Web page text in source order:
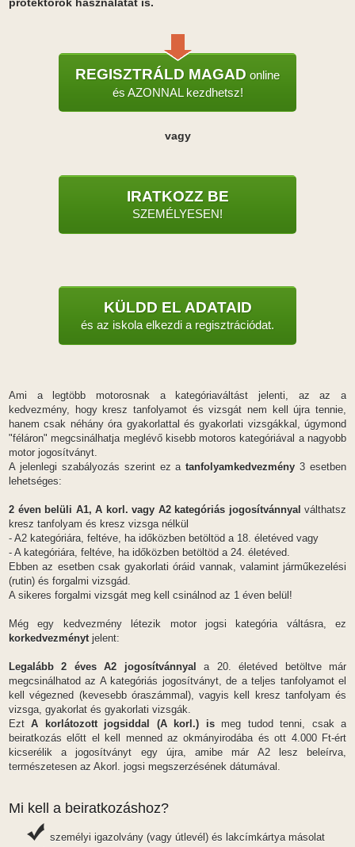
REGISZTRÁLD MAGAD online
és AZONNAL kezdhetsz!
vagy
IRATKOZZ BE
SZEMÉLYESEN!
KÜLDD EL ADATAID
és az iskola elkezdi a regisztrációdat.
Ami a legtöbb motorosnak a kategóriaváltást jelenti, az az a
kedvezmény, hogy kresz tanfolyamot és vizsgát nem kell újra tennie,
hanem csak néhány óra gyakorlattal és gyakorlati vizsgákkal, úgymond
"féláron" megcsinálhatja meglévő kisebb motoros kategóriával a nagyobb
motor jogosítványt.
A jelenlegi szabályozás szerint ez atanfolyamkedvezmény 3 esetben
lehetséges:
2 éven belüli A1, A korl. vagy A2 kategóriás jogosítvánnyal válthatsz
kresz tanfolyam és kresz vizsga nélkül
- A2 kategóriára, feltéve, ha időközben betöltöd a 18. életéved vagy
- A kategóriára, feltéve, ha időközben betöltöd a 24. életéved.
Ebben az esetben csak gyakorlati óráid vannak, valamint járműkezelési
(rutin) és forgalmi vizsgád.
A sikeres forgalmi vizsgát meg kell csinálnod az 1 éven belül!
Még egy kedvezmény létezik motor jogsi kategória váltásra, ez
korkedvezménytjelent:
Legalább 2 éves A2 jogosítvánnyal
a 20. életéved betöltve már
megcsinálhatod az A kategóriás jogosítványt, de a teljes tanfolyamot el
kell végezned (kevesebb óraszámmal), vagyis kell kresz tanfolyam és
vizsga, gyakorlat és gyakorlati vizsgák.
EztA korlátozott jogsiddal (A korl.) ismeg tudod tenni, csak a
beiratkozás előtt el kell menned az okmányirodába és ott 4.000 Ft-ért
kicserélik a jogosítványt egy újra, amibe már A2 lesz beleírva,
természetesen az Akorl. jogsi megszerzésének dátumával.
Mi kell a beiratkozáshoz?
személyi igazolvány (vagy útlevél) és lakcímkártya másolat